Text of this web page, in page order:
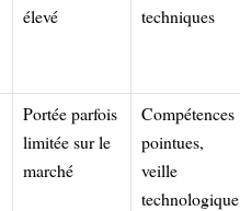
élevé
techniques
Portée parfois
limitée sur le
marché
Compétences
pointues,
veille
technologique